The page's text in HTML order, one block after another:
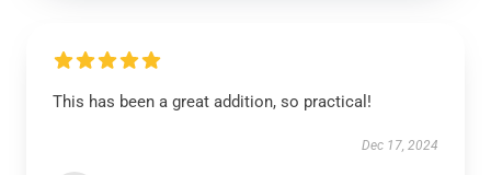
This has been a great addition, so practical!
Dec 17, 2024